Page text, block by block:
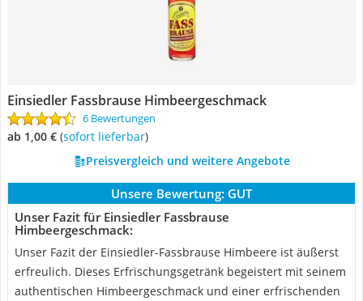
Einsiedler Fassbrause Himbeergeschmack
6 Bewertungen
ab 1,00 € ( Sofort lieferbar)
Preisvergleich und weitere Angebote
Unsere Bewertung: GUT
Unser Fazit für Einsiedler Fassbrause
Himbeergeschmack:
Unser Fazit der Einsiedler-Fassbrause Himbeere ist äußerst
erfreulich. Dieses Erfrischungsgetränk begeistert mit seinem
authentischen Himbeergeschmack und einer erfrischenden